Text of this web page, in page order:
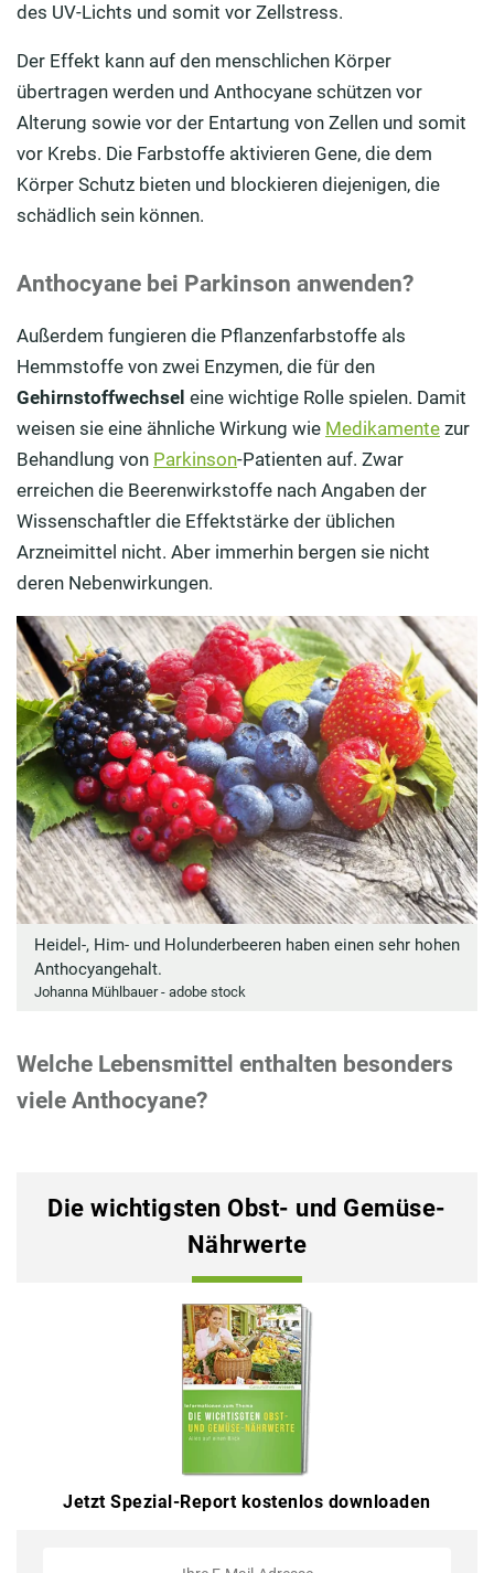
des UV-Lichts und somit vor Zellstress.
Der Effekt kann auf den menschlichen Körper
übertragen werden und Anthocyane schützen vor
Alterung sowie vor der Entartung von Zellen und somit
vor Krebs. Die Farbstoffe aktivieren Gene, die dem
Körper Schutz bieten und blockieren diejenigen, die
schädlich sein können.
Anthocyane bei Parkinson anwenden?
Außerdem fungieren die Pflanzenfarbstoffe als
Hemmstoffe von zwei Enzymen, die für den
Gehirnstoffwechsel eine wichtige Rolle spielen. Damit
weisen sie eine ähnliche Wirkung wie Medikamente zur
Behandlung von Parkinson-Patienten auf. Zwar
erreichen die Beerenwirkstoffe nach Angaben der
Wissenschaftler die Effektstärke der üblichen
Arzneimittel nicht. Aber immerhin bergen sie nicht
deren Nebenwirkungen.
Heidel-, Him- und Holunderbeeren haben einen sehr hohen
Anthocyangehalt.
Johanna Mühlbauer - adobe stock
Welche Lebensmittel enthalten besonders
viele Anthocyane?